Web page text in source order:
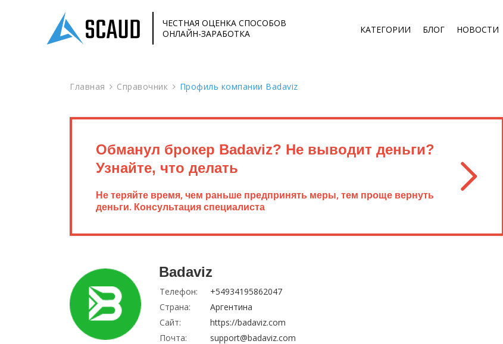
ЧЕСТНАЯ ОЦЕНКА СПОСОБОВ
ОНЛАЙН-ЗАРАБОТКА
КАТЕГОРИИ БЛОГ НОВОСТИ
Главная Справочник Профиль компании Badaviz
Обманул брокер Badaviz? Не выводит деньги?
Узнайте, что делать
Не теряйте время, чем раньше предпринять меры, тем проще вернуть
деньги. Консультация специалиста
Badaviz
Телефон:
+54934195862047
Страна:
Аргентина
Сайт:
https://badaviz.com
Почта:
support@badaviz.com